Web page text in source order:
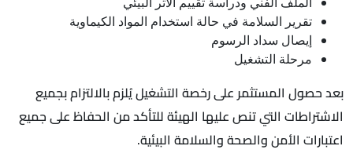
تقرير السلامة في حالة استخدام المواد الكيماوية
إيصال سداد الرسوم
مرحلة التشغيل
بعد حصول المستثمر على رخصة التشغيل يُلزم بالالتزام بجميع
الاشتراطات التي تنص عليها الهيئة للتأكد من الحفاظ على جميع
اعتبارات الأمن والصحة والسلامة البيئية.